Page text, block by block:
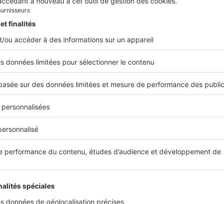
de commune
Belles Demeures
Qui sommes nous ?
CGU – Politique de Confidentialité
Fonctionnement de notre site